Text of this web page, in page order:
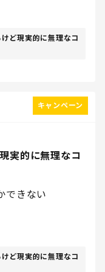
ど現実的に無理なコ
実的に無理なコ
キャンペーン
できない
ど現実的に無理なコ